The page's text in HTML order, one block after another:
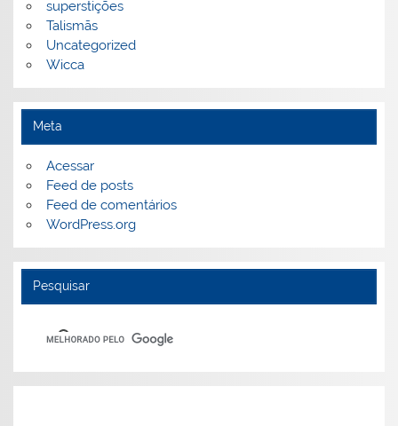
superstições
Talismãs
Uncategorized
Wicca
Meta
Acessar
Feed de posts
Feed de comentários
WordPress.org
Pesquisar